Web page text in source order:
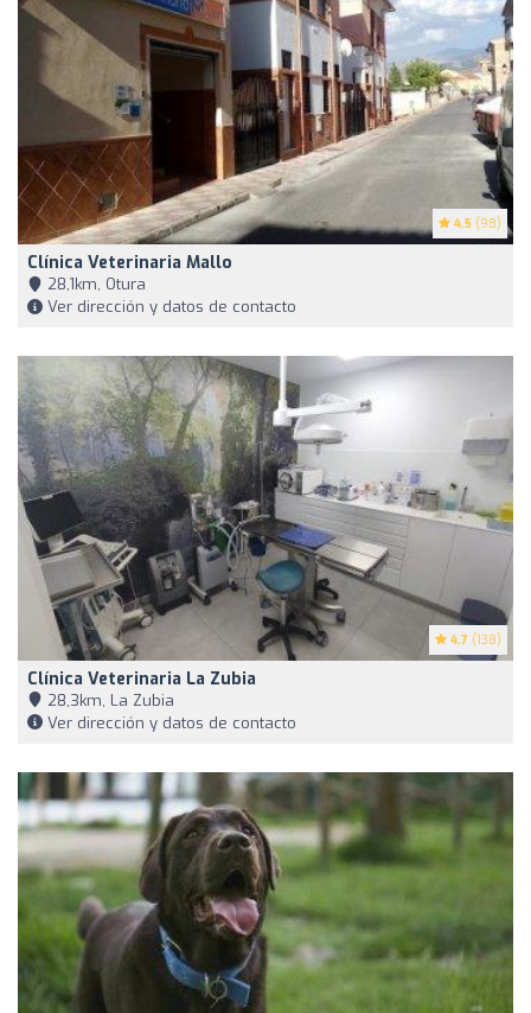
4.5 (98)
Clínica Veterinaria Mallo
28,1km, Otura
Ver dirección y datos de contacto
4.7 (138)
Clínica Veterinaria La Zubia
28,3km, La Zubia
Ver dirección y datos de contacto